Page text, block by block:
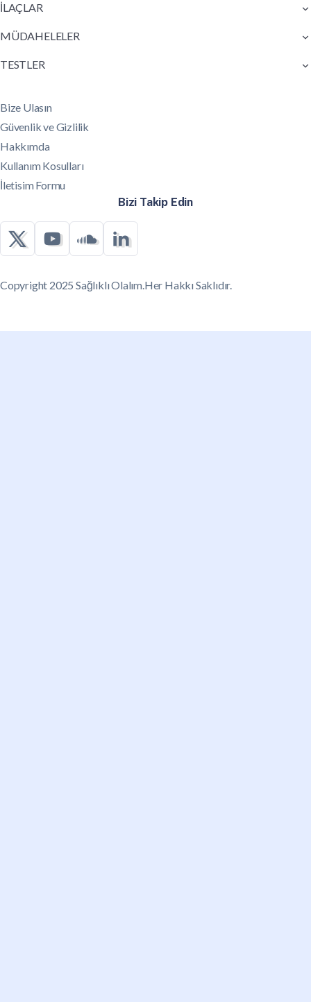
İLAÇLAR
MÜDAHELELER
TESTLER
Bize Ulasın
Güvenlik ve Gizlilik
Hakkımda
Kullanım Kosulları
İletisim Formu
Bizi Takip Edin
Copyright 2025 Sağlıklı Olalım.Her Hakkı Saklıdır.